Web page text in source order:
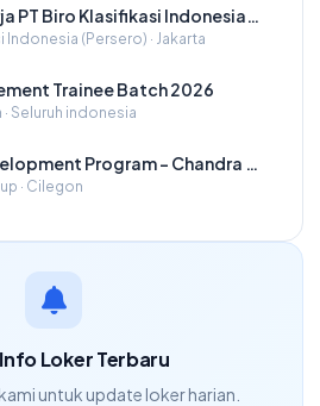
Lowongan Kerja PT Biro Klasifikasi Indonesia (Persero) – Engineer Kapal & Bangunan Apung
Indonesia (Persero) · Jakarta
Trainee Batch 2026
Seluruh indonesia
Graduate Development Program – Chandra Asri Group
· Cilegon
Loker Terbaru
untuk update loker harian.